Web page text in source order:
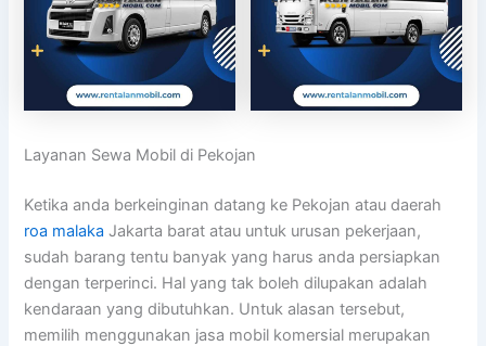
Layanan Sewa Mobil di Pekojan
Ketika anda berkeinginan datang ke Pekojan atau daerah
roa malaka Jakarta barat atau untuk urusan pekerjaan,
sudah barang tentu banyak yang harus anda persiapkan
dengan terperinci. Hal yang tak boleh dilupakan adalah
kendaraan yang dibutuhkan. Untuk alasan tersebut,
memilih menggunakan jasa mobil komersial merupakan